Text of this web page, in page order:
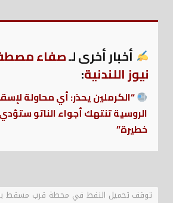
أخبار أخرى لـصفاء
نيوز اللندنية:
“الكرملين يحذر: أي محاولة
الروسية تنتهك أجواء الناتو
خطيرة”
توقف تحميل النفط في محطة قرب مسقط